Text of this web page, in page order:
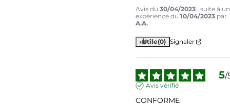
Avis du30/04/2023 , suite à
expérience du10/04/2023 par
A.A.
Utile(0) Signaler
5/
Avis vérifié
CONFORME